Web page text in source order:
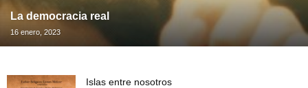
La democracia real
16 enero, 2023
Islas entre nosotros